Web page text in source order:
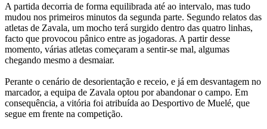
A partida decorria de forma equilibrada até ao intervalo, mas tudo
mudou nos primeiros minutos da segunda parte. Segundo relatos das
atletas de Zavala, um mocho terá surgido dentro das quatro linhas,
facto que provocou pânico entre as jogadoras. A partir desse
momento, várias atletas começaram a sentir-se mal, algumas
chegando mesmo a desmaiar.
Perante o cenário de desorientação e receio, e já em desvantagem no
marcador, a equipa de Zavala optou por abandonar o campo. Em
consequência, a vitória foi atribuída ao Desportivo de Muelé, que
segue em frente na competição.